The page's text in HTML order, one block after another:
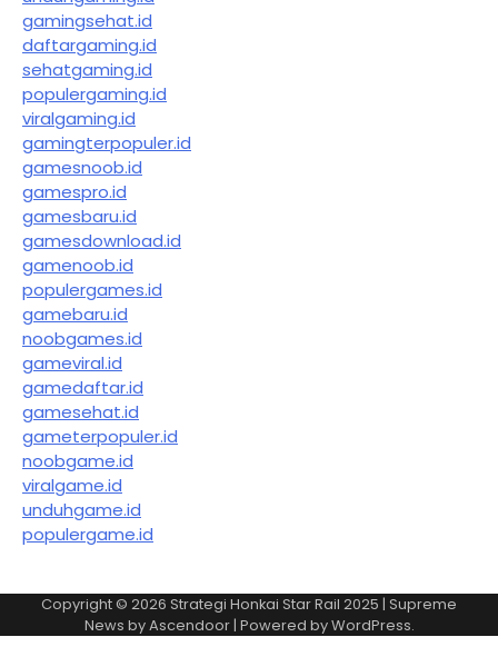
gamingsehat.id
daftargaming.id
sehatgaming.id
populergaming.id
viralgaming.id
gamingterpopuler.id
gamesnoob.id
gamespro.id
gamesbaru.id
gamesdownload.id
gamenoob.id
populergames.id
gamebaru.id
noobgames.id
gameviral.id
gamedaftar.id
gamesehat.id
gameterpopuler.id
noobgame.id
viralgame.id
unduhgame.id
populergame.id
Copyright © 2026 Strategi Honkai Star Rail 2025 | Supreme
News byAscendoor| Powered byWordPress.